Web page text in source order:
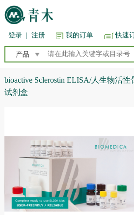
登录 注册 我的订单 快速
产品
bioactive Sclerostin ELISA/人生物活
试剂盒